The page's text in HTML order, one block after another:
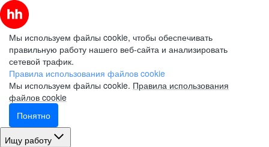
Мы используем файлы cookie, чтобы обеспечивать
правильную работу нашего веб-сайта и анализировать
сетевой трафик.
Правила использования файлов cookie
Мы используем файлы cookie. Правила использования
файлов cookie
Понятно
Ищу работу